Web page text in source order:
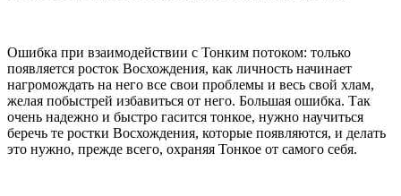
Ошибка при взаимодействии с Тонким потоком: только
появляется росток Восхождения, как личность начинает
нагромождать на него все свои проблемы и весь свой хлам,
желая побыстрей избавиться от него. Большая ошибка. Так
очень надежно и быстро гасится тонкое, нужно научиться
беречь те ростки Восхождения, которые появляются, и делать
это нужно, прежде всего, охраняя Тонкое от самого себя.